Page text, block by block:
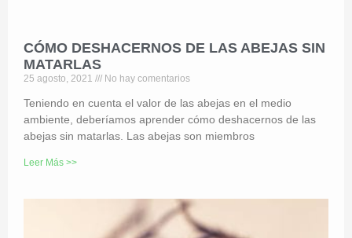
CÓMO DESHACERNOS DE LAS ABEJAS SIN
MATARLAS
25 agosto, 2021 No hay comentarios
Teniendo en cuenta el valor de las abejas en el medio
ambiente, deberíamos aprender cómo deshacernos de las
abejas sin matarlas. Las abejas son miembros
Leer Más >>